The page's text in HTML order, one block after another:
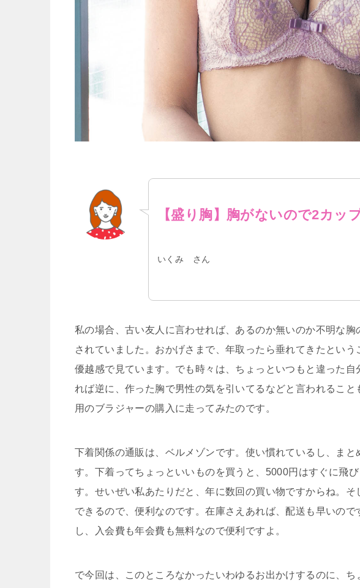
【盛り胸】胸がないので2カッ
いくみ さん
私の場合、古い友人に言わせれば、あるのか無いのか不明な
されていました。おかげさまで、年取ったら垂れてきたとい
優越感で見ています。でも時々は、ちょっといつもと違った
れば逆に、作った胸で男性の気を引いてるなどと言われるこ
用のブラジャーの購入に走ってみたのです。
下着関係の通販は、ベルメゾンです。使い慣れているし、ま
す。下着ってちょっといいものを買うと、5000円はすぐに飛
す。せいぜい私あたりだと、年に数回の買い物ですからね。
できるので、便利なのです。在庫さえあれば、配送も早いの
し、入会費も年会費も無料なので便利ですよ。
で今回は、このところなかったいわゆるお出かけするのに、